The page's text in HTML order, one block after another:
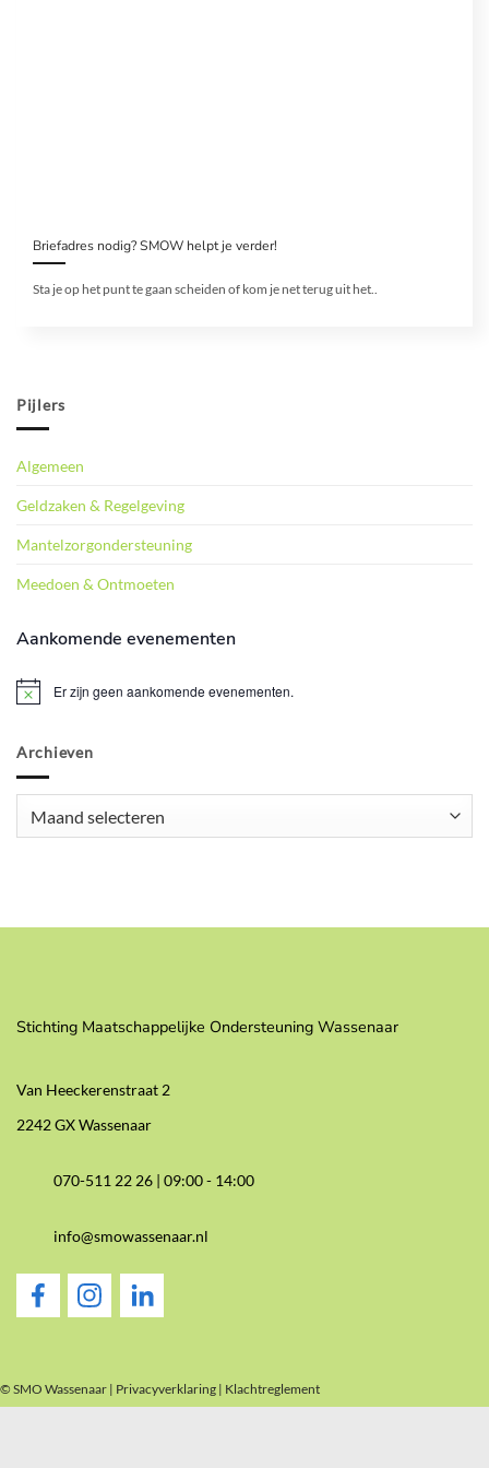
Pijlers
Algemeen
Geldzaken & Regelgeving
Mantelzorgondersteuning
Meedoen & Ontmoeten
Aankomende evenementen
BerichtEr zijn geen aankomende evenementen.
Archieven
Briefadres nodig? SMOW helpt je verder!
Sta je op het punt te gaan scheiden of kom je net terug uit het..
Stichting Maatschappelijke Ondersteuning Wassenaar
Van Heeckerenstraat 2
2242 GX Wassenaar
070-511 22 26 |09:00 - 14:00
info@smowassenaar.nl
© SMO Wassenaar | Privacyverklaring | Klachtreglement